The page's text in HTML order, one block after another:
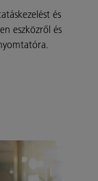
és
eszközről és